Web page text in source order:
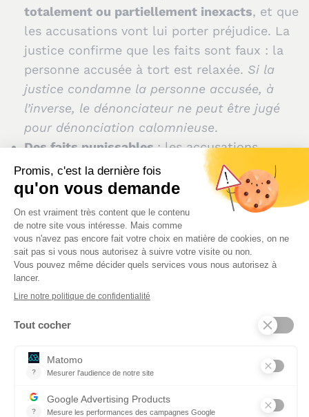
totalement ou partiellement inexacts, et que
les accusations vont lui porter préjudice. La
justice confirme que les faits sont faux : la
personne accusée à tort est relaxée. Si la
justice condamne la personne accusée, à
l’inverse, le dénonciateur ne peut être jugé
pour dénonciation calomnieuse.
Des faits punissables: les accusations
portent sur des faits que la justice ou la
hiérarchie condamne, c’est-à-dire que la
dénonciation calomnieuse est caractérisée à
condition que la victime risque une sanction
judiciaire ou disciplinaire – amende, prison,
suspension, mutation, etc.
Des faits dénoncés à une autorité
de la dénonciation doit s’adresser soit à la
police, soit à une personne autorisée à
assistante sociale, par exemple), soit à la
hiérarchie de la personne accusée (directeur
de crèche ou d’établissement, par exemple).